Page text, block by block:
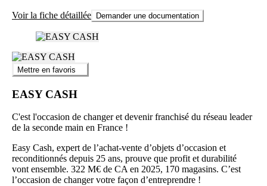
Voir la fiche détaillée Demander une documentation
Mettre en favoris
EASY CASH
C'est l'occasion de changer et devenir franchisé du réseau leader
de la seconde main en France !
Easy Cash, expert de l’achat-vente d’objets d’occasion et
reconditionnés depuis 25 ans, prouve que profit et durabilité
vont ensemble. 322 M€ de CA en 2025, 170 magasins. C’est
l’occasion de changer votre façon d’entreprendre !